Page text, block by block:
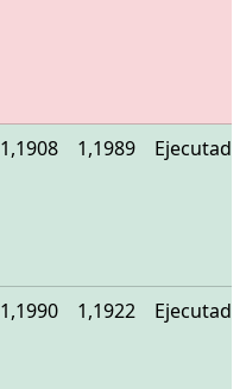
1,1908 1,1989 Ejecutado
1,1990 1,1922 Ejecutado